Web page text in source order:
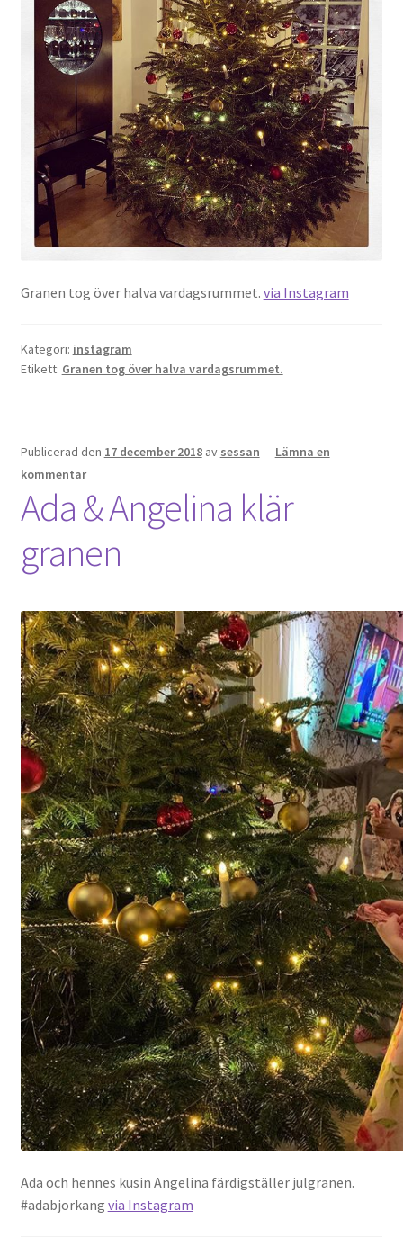
Granen tog över halva vardagsrummet. via Instagram
Kategori: instagram
Etikett: Granen tog över halva vardagsrummet.
Publicerad den 17 december 2018 av sessan — Lämna en
kommentar
Ada & Angelina klär
granen
Ada och hennes kusin Angelina färdigställer julgranen.
#adabjorkang via Instagram